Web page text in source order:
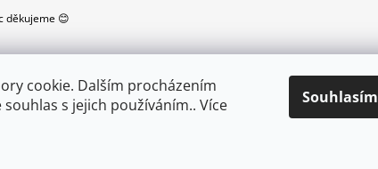
cookie. Dalším procházením
s jejich používáním.. Více
Souhlasím
děkujeme 😊